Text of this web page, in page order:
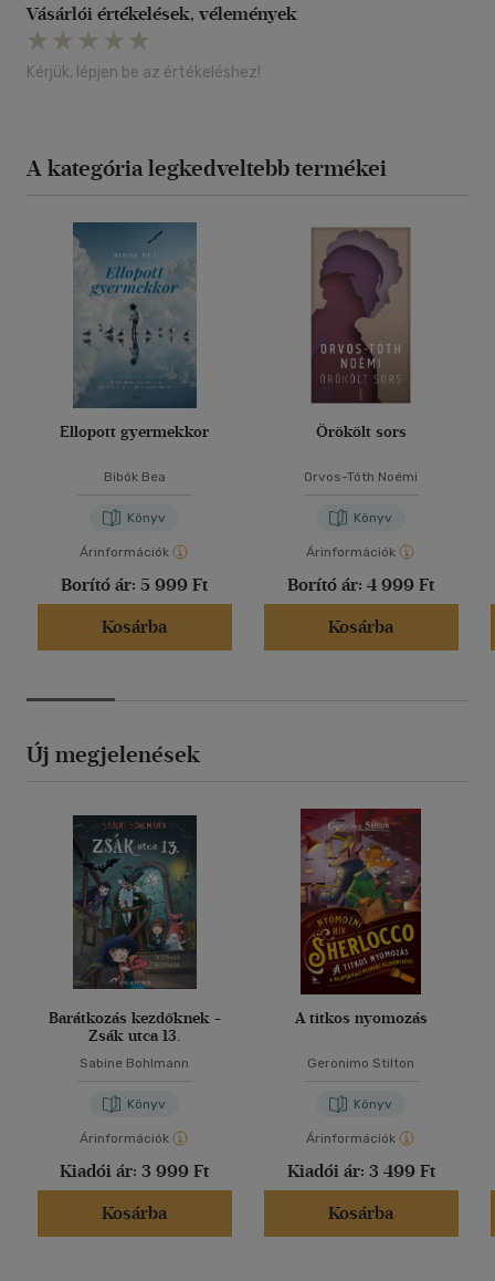
Vásárlói értékelések, vélemények
Kérjük, lépjen be az értékeléshez!
A kategória legkedveltebb termékei
Ellopott gyermekkor
Bibók Bea
Könyv
Árinformációk
Borító ár: 5 999 Ft
Kosárba
Örökölt sors
Orvos-Tóth Noémi
Könyv
Árinformációk
Borító ár: 4 999 Ft
Kosárba
Új megjelenések
Barátkozás kezdőknek -
Zsák utca 13.
Sabine Bohlmann
Könyv
Árinformációk
Kiadói ár: 3 999 Ft
Kosárba
A titkos nyomozás
Geronimo Stilton
Könyv
Árinformációk
Kiadói ár: 3 499 Ft
Kosárba